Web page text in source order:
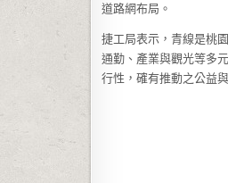
道路網布局。
捷工局表示，青線是桃
通勤、產業與觀光等多
行性，確有推動之公益